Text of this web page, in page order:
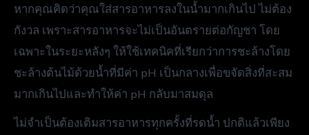
หากคุณคิดว่าคุณใส่สารอาหารลงในน้ำมากเกินไป ไม่ต้อง
กังวล เพราะสารอาหารจะไม่เป็นอันตรายต่อกัญชา โดย
เฉพาะในระยะหลังๆ ให้ใช้เทคนิคที่เรียกว่าการชะล้างโดย
ชะล้างต้นไม้ด้วยน้ำที่มีค่า pH เป็นกลางเพื่อขจัดสิ่งที่สะสม
มากเกินไปและทำให้ค่า pH กลับมาสมดุล
ไม่จำเป็นต้องเติมสารอาหารทุกครั้งที่รดน้ำ ปกติแล้วเพียง